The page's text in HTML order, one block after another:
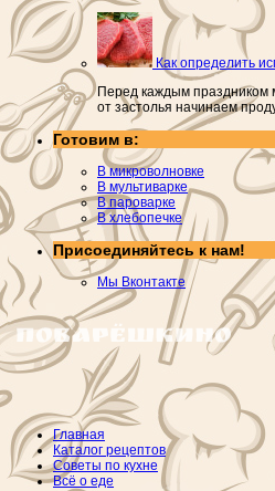
Как определить
Перед каждым праздником
от застолья начинаем
Готовим в:
В микроволновке
В мультиварке
В пароварке
В хлебопечке
Присоединяйтесь к нам!
Мы Вконтакте
Главная
Каталог рецептов
Советы по кухне
Всё о еде